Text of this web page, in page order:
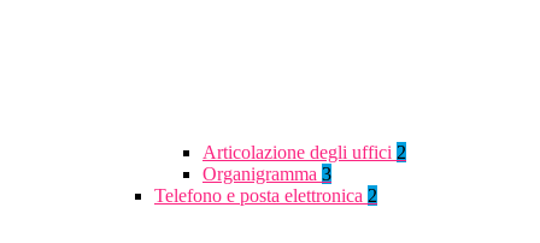
Articolazione degli uffici 2
Organigramma 3
Telefono e posta elettronica 2